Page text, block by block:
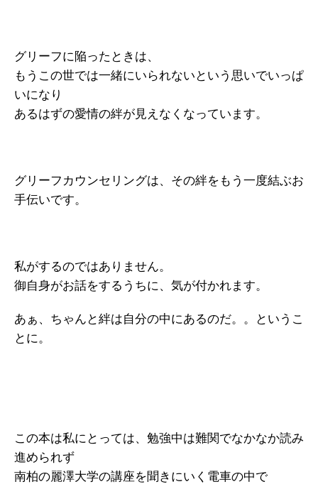
グリーフに陥ったときは、
もうこの世では一緒にいられないという思いでいっぱ
いになり
あるはずの愛情の絆が見えなくなっています。
グリーフカウンセリングは、その絆をもう一度結ぶお
手伝いです。
私がするのではありません。
御自身がお話をするうちに、気が付かれます。
あぁ、ちゃんと絆は自分の中にあるのだ。。というこ
とに。
この本は私にとっては、勉強中は難関でなかなか読み
進められず
南柏の麗澤大学の講座を聞きにいく電車の中で